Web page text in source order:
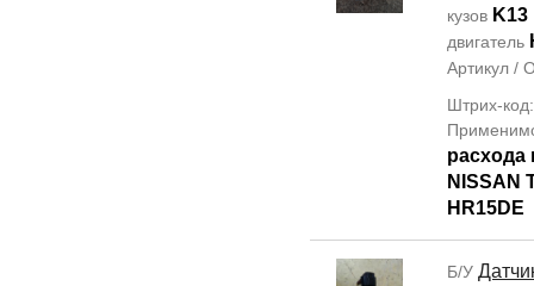
кузов K13
двигатель
Артикул /
Штрих-
расхода
NISSAN
HR15DE
Б/У